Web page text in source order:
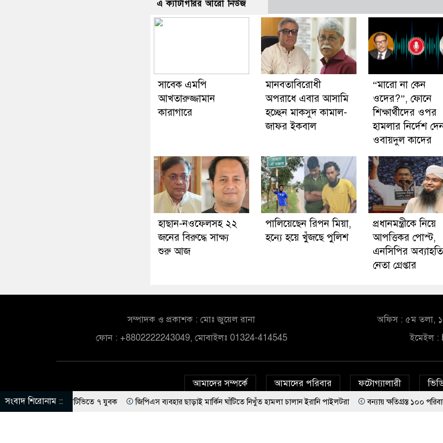
এ ক্যাটাগরির আরো নিউজ
সাবেক এমপি
আখতারুজ্জামান
কারাগারে
মানবতাবিরোধী
অপরাধে এবার আসামি
হচ্ছেন মাকসুদ কামাল-
জাফর ইকবাল
“মারো না কেন
ওদের?”, ফোনে
শিক্ষার্থীদের ওপর
হামলার নির্দেশ
ওবায়দুল কাদের
হাছান-নওফেলসহ ২২
জনের বিরুদ্ধে সাক্ষ্য
শুরু আজ
পালিয়েছেন রিপন মিয়া,
হন্যে হয়ে খুঁজছে পুলিশ
প্রধানমন্ত্রীকে নিয়ে
আপত্তিকর পোস্ট,
এনসিপির
নেতা গ্রেপ্তার
সম্পাদক ও প্রকাশক : মোঃ জুয়েল রানা
ফোন : +8802222243049, মোবাইলঃ 01324-414545
অফিস : ৫ম তলা,
ইমেইল :
আমাদের সম্পর্কে আমাদের পরিবার ফটোগ্যালারী
সংবাদ শিরোনাম ::
সিসিটিভিতে ৭ যুবক জিপিএস ব্যবহার ছাড়াই মার্কিন ঘাঁটিতে নিখুঁত হামলা চালান ইরানি পাইলটরা বন্যায় ক্ষতিগ্রস্ত ১০০ পরিবারকে নতুন ঘর